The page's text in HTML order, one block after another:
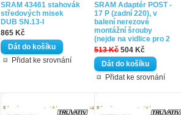
SRAM 43461 stahovák
středových misek
DUB SN.13-I
865 Kč
Přidat ke srovnání
SRAM Adaptér POST -
17 P (zadní 220), v
balení nerezové
montážní šrouby
(nejde na vidlice pro 2
513 Kč 504 Kč
Přidat ke srovnání